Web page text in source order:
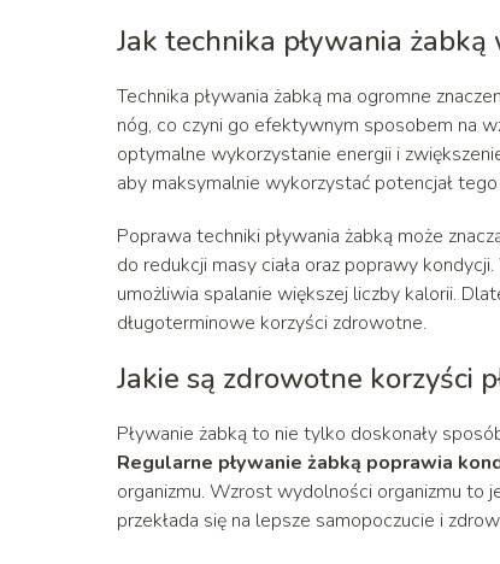
Jak technika pływania
Technika pływania żabką ma ogromne
nóg, co czyni go efektywnym sposobem na
optymalne wykorzystanie energii i
aby maksymalnie wykorzystać potencjał
Poprawa techniki pływania żabką może
do redukcji masy ciała oraz poprawy
umożliwia spalanie większej liczby kalorii.
długoterminowe korzyści zdrowotne.
Jakie są zdrowotne korzyści
Pływanie żabką to nie tylko doskonały
Regularne pływanie żabką poprawia
organizmu. Wzrost wydolności organizmu to
przekłada się na lepsze samopoczucie i